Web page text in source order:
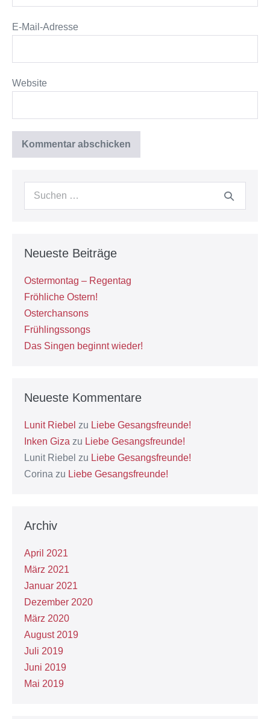
E-Mail-Adresse
Website
Suchen
Neueste Beiträge
Ostermontag – Regentag
Fröhliche Ostern!
Osterchansons
Frühlingssongs
Das Singen beginnt wieder!
Neueste Kommentare
Lunit Riebel zu Liebe Gesangsfreunde!
Inken Giza zu Liebe Gesangsfreunde!
Lunit Riebel zu Liebe Gesangsfreunde!
Corina zu Liebe Gesangsfreunde!
Archiv
April 2021
März 2021
Januar 2021
Dezember 2020
März 2020
August 2019
Juli 2019
Juni 2019
Mai 2019